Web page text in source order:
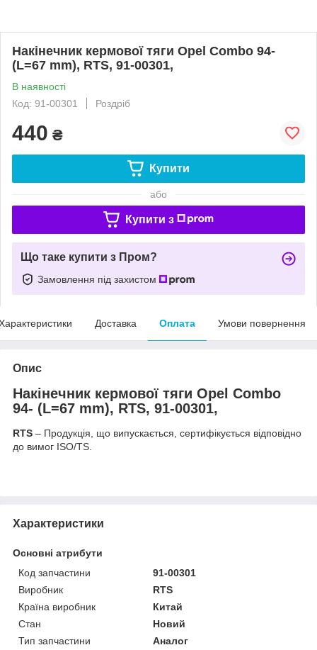
Накінечник кермової тяги Opel Combo 94-
(L=67 mm), RTS, 91-00301,
В наявності
Код: 91-00301
Роздріб
440 ₴
Купити
або
Купити з
Що таке купити з Пром?
Замовлення під захистом
Доставка Оплата Умови повернення
Опис
Накінечник кермової тяги Opel Combo
94- (L=67 mm), RTS, 91-00301,
RTS – Продукція, що випускається, сертифікується відповідно
до вимог ISO/TS.
Характеристики
Основні атрибути
Код запчастини
91-00301
Виробник
RTS
Країна виробник
Китай
Стан
Новий
Тип запчастини
Аналог